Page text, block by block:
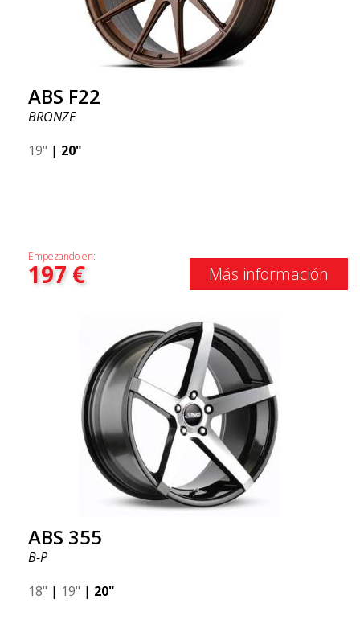
ABS F22
BRONZE
19" | 20"
Empezando en:
197€ Más información
ABS 355
B-P
18" | 19" | 20"